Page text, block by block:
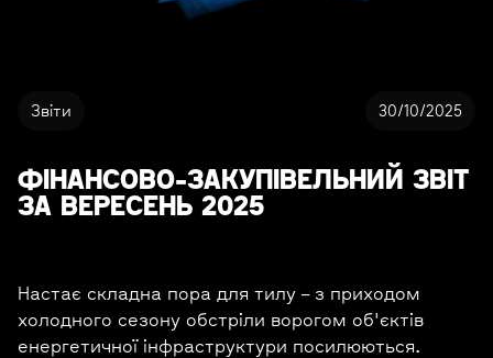
Звіти 30/10/2025
ФІНАНСОВО-ЗАКУПІВЕЛЬНИЙ ЗВІТ
ЗА ВЕРЕСЕНЬ 2025
Настає складна пора для тилу – з приходом
холодного сезону обстріли ворогом об'єктів
енергетичної інфраструктури посилюються.